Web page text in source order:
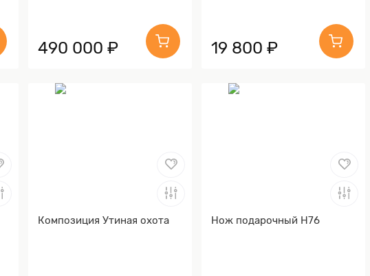
490 000 ₽ 19 800 ₽
Композиция Утиная охота Нож подарочный Н76